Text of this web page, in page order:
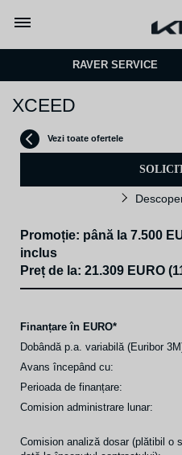
RAVER SERVICE
XCEED
Vezi toate ofertele
Promoție: până la 7.500
inclus
Preț de la: 21.309 EURO
Finanțare în EURO*
Dobândă p.a. variabilă (Euribor
Avans începând cu:
Perioada de finanțare:
Comision administrare lunar:
Comision analiză dosar (plătibil o